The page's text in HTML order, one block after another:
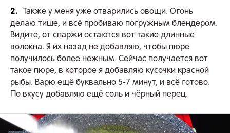
2.
Также у меня уже отварились овощи. Огонь
делаю тише, и всё пробиваю погружным блендером.
Видите, от спаржи остаются вот такие длинные
волокна. Я их назад не добавляю, чтобы пюре
получилось более нежным. Сейчас получается вот
такое пюре, в которое я добавляю кусочки красной
рыбы. Варю ещё буквально 5-7 минут, и всё готово.
По вкусу добавляю ещё соль и чёрный перец.